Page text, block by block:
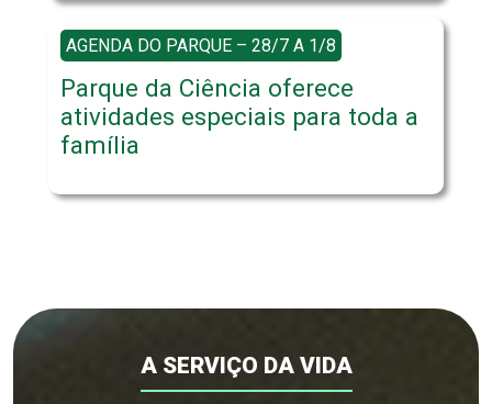
AGENDA DO PARQUE – 28/7 A 1/8
Parque da Ciência oferece
atividades especiais para toda a
família
A SERVIÇO DA VIDA